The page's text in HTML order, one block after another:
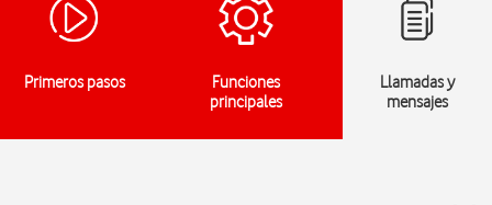
Primeros pasos
Funciones
principales
Llamadas y
mensajes